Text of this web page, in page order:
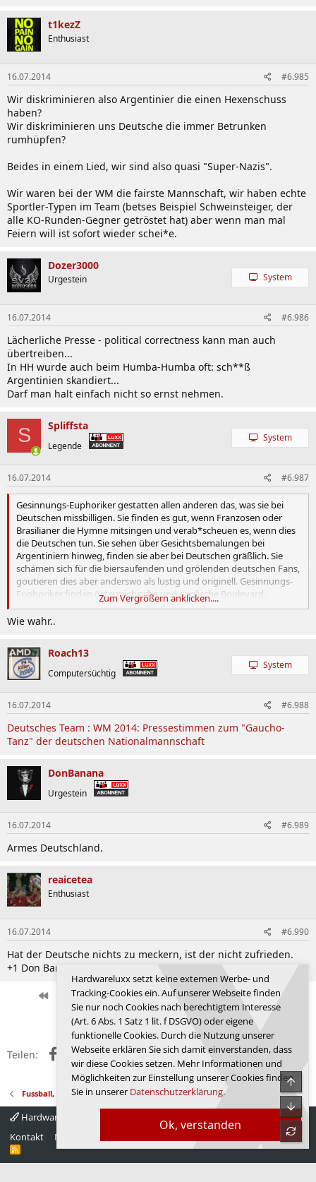
t1kezZ
Enthusiast
16.07.2014 #6.985
Wir diskriminieren also Argentinier die einen Hexenschuss
haben?
Wir diskriminieren uns Deutsche die immer Betrunken
rumhüpfen?
Beides in einem Lied, wir sind also quasi "Super-Nazis".
Wir waren bei der WM die fairste Mannschaft, wir haben echte
Sportler-Typen im Team (betses Beispiel Schweinsteiger, der
alle KO-Runden-Gegner getröstet hat) aber wenn man mal
Feiern will ist sofort wieder schei*e.
Dozer3000
Urgestein System
16.07.2014 #6.986
Lächerliche Presse - political correctness kann man auch
übertreiben...
In HH wurde auch beim Humba-Humba oft: sch**ß
Argentinien skandiert...
Darf man halt einfach nicht so ernst nehmen.
S Spliffsta
Legende
System
16.07.2014 #6.987
Gesinnungs-Euphoriker gestatten allen anderen das, was sie bei
Deutschen missbilligen. Sie finden es gut, wenn Franzosen oder
Brasilianer die Hymne mitsingen und verab*scheuen es, wenn dies
die Deutschen tun. Sie sehen über Gesichtsbemalungen bei
Argentiniern hinweg, finden sie aber bei Deutschen gräßlich. Sie
schämen sich für die biersaufenden und grölenden deutschen Fans,
goutieren dies aber anderswo als lustig und originell. Gesinnungs-
Euphoriker finden österreichische und englische Boulevard-
Zeitungen gut, die das deutsche Fußballspiel im Weltkriegs- oder
Nazi-Duktus aufbereiten. Zuhause schreiben sie Briefe, dass ihnen
Euphoriker fühlen sich besser, weil sie auf andere herabschauen. Sie
sind elitär bis in die Knochen. Es gibt sie aber glücklicherweise fast
nur in Deutschland. In anderen Ländern würden sie ausgelacht.
Zum Vergrößern anklicken....
Wie wahr..
Roach13
Computersüchtig
System
16.07.2014 #6.988
Deutsches Team : WM 2014: Pressestimmen zum "Gaucho-
Tanz" der deutschen Nationalmannschaft
DonBanana
Urgestein
16.07.2014 #6.989
Armes Deutschland.
reaicetea
Enthusiast
16.07.2014 #6.990
Hat der Deutsche nichts zu meckern, ist der nicht zufrieden.
+1 Don Banana
Erste Vorherige 233 von 237 Nächste Letzte
Anmelden, um zu antworten.
Teilen: FacebookX (Twitter)
RedditWhatsApp
E-MailLink
Fussball, Sport, Autos
Hardwareluxx 4.0
Kontakt
Nutzungsbedingungen Startseite
R
Ok, verstanden
Hardwareluxx setzt keine externen Werbe- und
Tracking-Cookies ein. Auf unserer Webseite finden
Sie nur noch Cookies nach berechtigtem Interesse
(Art. 6 Abs. 1 Satz 1 lit. f DSGVO) oder eigene
funktionelle Cookies. Durch die Nutzung unserer
Webseite erklären Sie sich damit einverstanden, dass
wir diese Cookies setzen. Mehr Informationen und
Möglichkeiten zur Einstellung unserer Cookies finden
Sie in unserer Datenschutzerklärung.